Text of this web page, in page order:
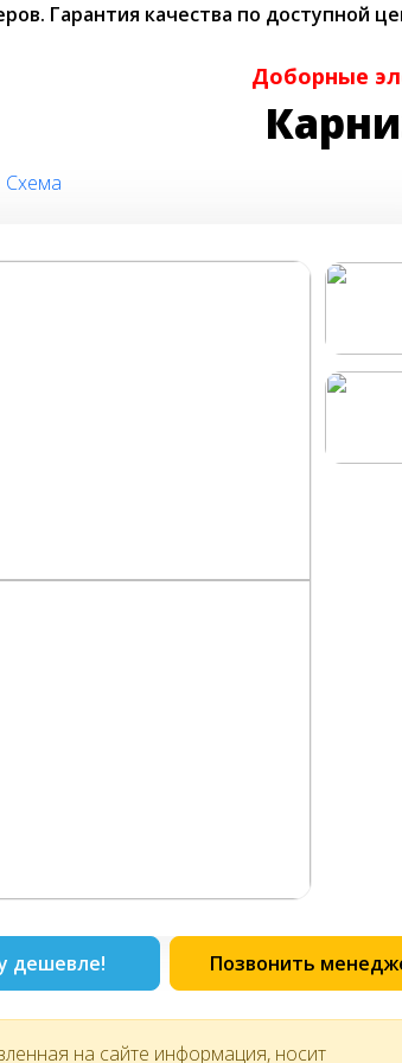
Гарантия качества по доступной
Доборные
Схема
дешевле! Позвонить
на сайте информация, носит